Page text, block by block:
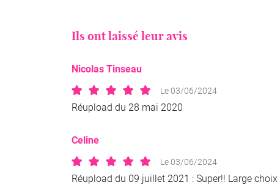
Rafraîchir le captcha
En cochant cette case, vous consentez à recevoir nos propositions
le formulaire de désinscription
Ils ont laissé leur avis
Nicolas Tinseau
Le 03/06/2024
Réupload du 28 mai 2020
Celine
Le 03/06/2024
Réupload du 09 juillet 2021 : Super!! Large